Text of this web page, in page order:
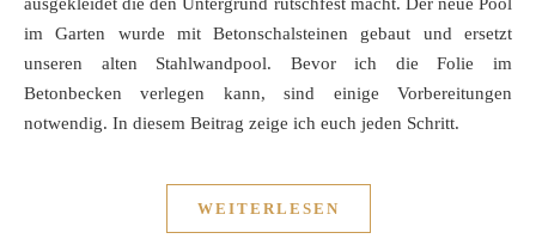
im Garten wurde mit Betonschalsteinen gebaut und ersetzt
unseren alten Stahlwandpool. Bevor ich die Folie im
Betonbecken verlegen kann, sind einige Vorbereitungen
notwendig. In diesem Beitrag zeige ich euch jeden Schritt.
WEITERLESEN